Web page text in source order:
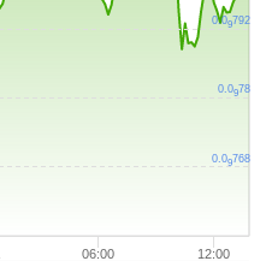
06:00 12:00
0.09768
0.0978
0.09792